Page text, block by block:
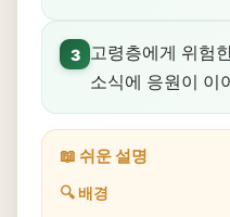
3 고령층에게 위험
소식에 응원이 이
📖 쉬운 설명
🔍 배경